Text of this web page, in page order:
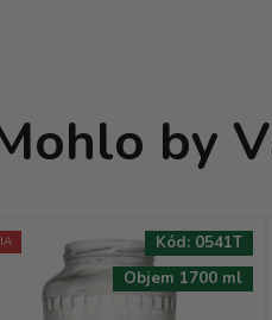
by
Objem 1700 ml
Kód: 0541T